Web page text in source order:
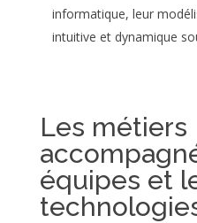
informatique, leur
intuitive et dynamique
Les métiers
équipes et